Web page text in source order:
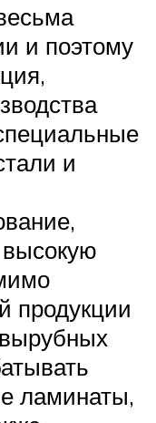
и поэтому
и
высокую
продукции
ламинаты,